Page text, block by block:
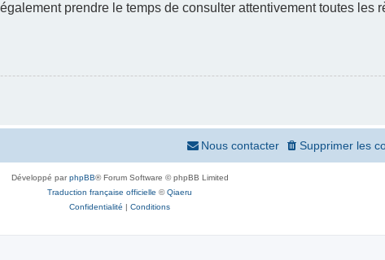
prendre le temps de consulter attentivement toutes les
Supprimer les
Nous contacter
Développé parphpBB® Forum Software © phpBB Limited
Traduction française officielle ©Qiaeru
Confidentialité | Conditions